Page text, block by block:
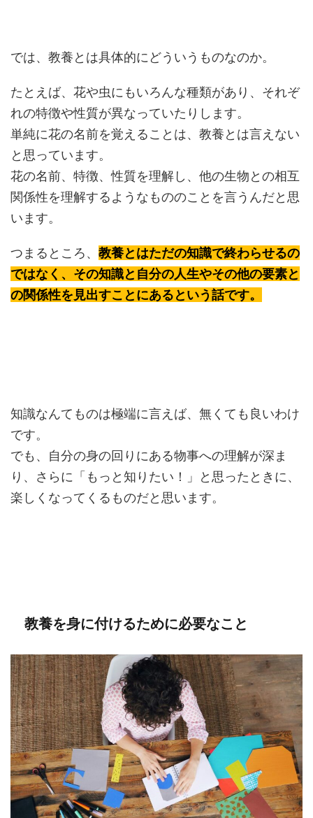
では、教養とは具体的にどういうものなのか。
たとえば、花や虫にもいろんな種類があり、それぞ
れの特徴や性質が異なっていたりします。
単純に花の名前を覚えることは、教養とは言えない
と思っています。
花の名前、特徴、性質を理解し、他の生物との相互
関係性を理解するようなもののことを言うんだと思
います。
つまるところ、 教養とはただの知識で終わらせるの
ではなく、その知識と自分の人生やその他の要素と
の関係性を見出すことにあるという話です。
知識なんてものは極端に言えば、無くても良いわけ
です。
でも、自分の身の回りにある物事への理解が深ま
り、さらに「もっと知りたい！」と思ったときに、
楽しくなってくるものだと思います。
教養を身に付けるために必要なこと